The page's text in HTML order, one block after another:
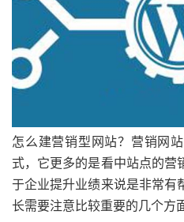
怎么建营销型网站？营销网
式，它更多的是看中站点的营
于企业提升业绩来说是非常有
长需要注意比较重要的几个方